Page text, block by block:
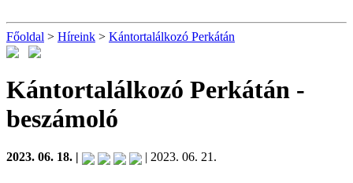
Főoldal > Híreink > Kántortalálkozó Perkátán
Kántortalálkozó Perkátán -
beszámoló
2023. 06. 18. | | 2023. 06. 21.